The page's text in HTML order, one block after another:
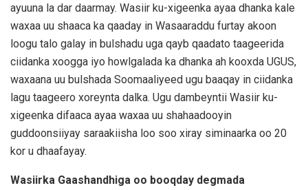
ayuuna la dar daarmay. Wasiir ku-xigeenka ayaa dhanka kale
waxaa uu shaaca ka qaaday in Wasaaraddu furtay akoon
loogu talo galay in bulshadu uga qayb qaadato taageerida
ciidanka xoogga iyo howlgalada ka dhanka ah kooxda UGUS,
waxaana uu bulshada Soomaaliyeed ugu baaqay in ciidanka
lagu taageero xoreynta dalka. Ugu dambeyntii Wasiir ku-
xigeenka difaaca ayaa waxaa uu shahaadooyin
guddoonsiiyay saraakiisha loo soo xiray siminaarka oo 20
kor u dhaafayay.
Wasiirka Gaashandhiga oo booqday degmada